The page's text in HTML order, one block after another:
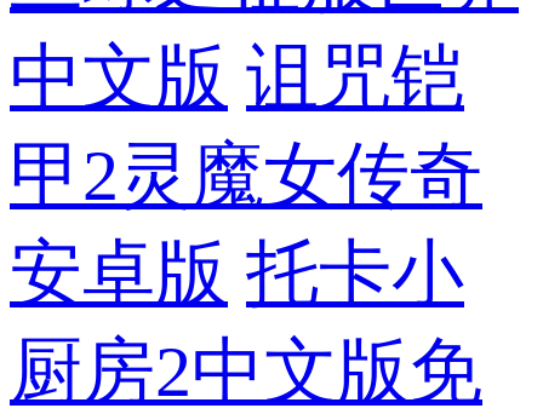
中文版 诅咒铠
甲2灵魔女传奇
安卓版 托卡小
厨房2中文版免